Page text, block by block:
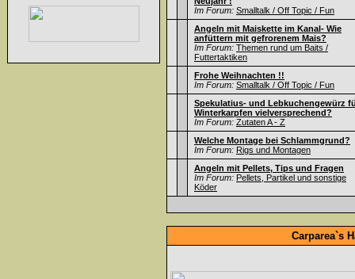
Im Forum: Smalltalk / Off Topic / Fun
Angeln mit Maiskette im Kanal- Wie
anfüttern mit gefrorenem Mais?
Im Forum: Themen rund um Baits /
Futtertaktiken
Frohe Weihnachten !!
Im Forum: Smalltalk / Off Topic / Fun
Spekulatius- und Lebkuchengewürz
Winterkarpfen vielversprechend?
Im Forum: Zutaten A - Z
Welche Montage bei Schlammgrund?
Im Forum: Rigs und Montagen
Angeln mit Pellets, Tips und Fragen
Im Forum: Pellets, Partikel und sonstige
Köder
Carparea`s